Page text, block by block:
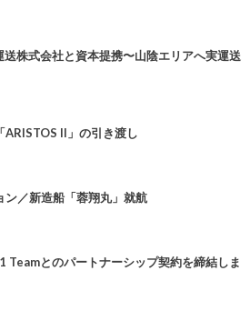
株式会社と資本提携〜山陰エリアへ実運送
ARISTOS II」の引き渡し
ン／新造船「蓉翔丸」就航
Teamとのパートナーシップ契約を締結しま